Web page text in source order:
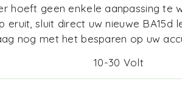
hoeft geen enkele aanpassing te
eruit, sluit direct uw nieuwe BA15d
nog met het besparen op uw
10-30 Volt